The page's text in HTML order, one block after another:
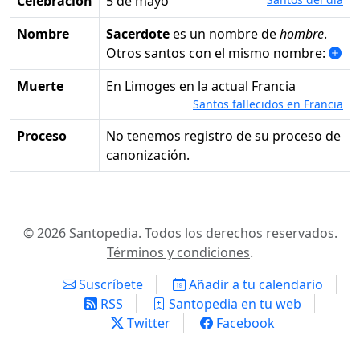
Nombre Sacerdotees un nombre dehombre.
Otros santos con el mismo nombre:
Muerte
en Limoges en la actual Francia
Santos fallecidos en Francia
Proceso
No tenemos registro de su proceso de
canonización.
© 2026 Santopedia. Todos los derechos reservados.
Términos y condiciones.
Suscríbete
Añadir a tu calendario
RSS
Santopedia en tu web
Twitter
Facebook